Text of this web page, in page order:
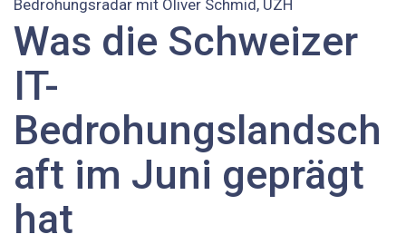
Bedrohungsradar mit Oliver Schmid, UZH
Was die Schweizer
IT-
Bedrohungslandsch
aft im Juni geprägt
hat